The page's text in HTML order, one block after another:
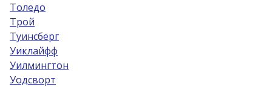
Толедо
Трой
Туинсберг
Уиклайфф
Уилмингтон
Уодсворт